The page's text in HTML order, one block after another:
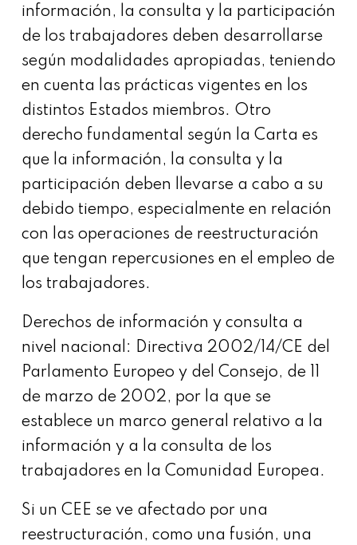
información, la consulta y la participación
de los trabajadores deben desarrollarse
según modalidades apropiadas, teniendo
en cuenta las prácticas vigentes en los
distintos Estados miembros. Otro
derecho fundamental según la Carta es
que la información, la consulta y la
participación deben llevarse a cabo a su
debido tiempo, especialmente en relación
con las operaciones de reestructuración
que tengan repercusiones en el empleo de
los trabajadores.
Derechos de información y consulta a
nivel nacional: Directiva 2002/14/CE del
Parlamento Europeo y del Consejo, de 11
de marzo de 2002, por la que se
establece un marco general relativo a la
información y a la consulta de los
trabajadores en la Comunidad Europea.
Si un CEE se ve afectado por una
reestructuración, como una fusión, una